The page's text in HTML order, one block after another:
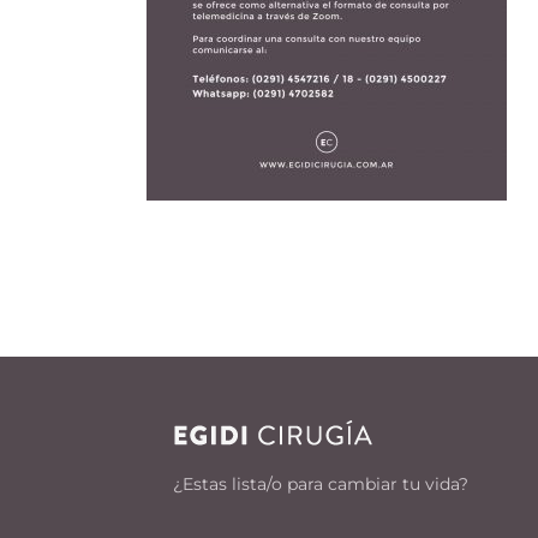
¿Estas lista/o para cambiar tu vida?